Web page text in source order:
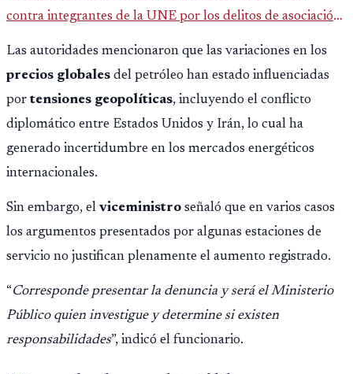
contra integrantes de la UNE por los delitos de asociación
Las autoridades mencionaron que las variaciones en los
precios globales del petróleo han estado influenciadas
portensiones geopolíticas, incluyendo el conflicto
diplomático entre Estados Unidos y Irán, lo cual ha
generado incertidumbre en los mercados energéticos
internacionales.
Sin embargo, el viceministro señaló que en varios casos
los argumentos presentados por algunas estaciones de
servicio no justifican plenamente el aumento registrado.
“Corresponde presentar la denuncia y será el Ministerio
Público quien investigue y determine si existen
responsabilidades”, indicó el funcionario.